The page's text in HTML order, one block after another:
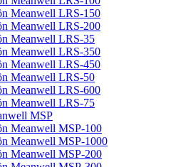
Meanwell LRS-150
Meanwell LRS-200
Meanwell LRS-35
Meanwell LRS-350
Meanwell LRS-450
Meanwell LRS-50
Meanwell LRS-600
Meanwell LRS-75
MSP
Meanwell MSP-100
Meanwell MSP-1000
Meanwell MSP-200